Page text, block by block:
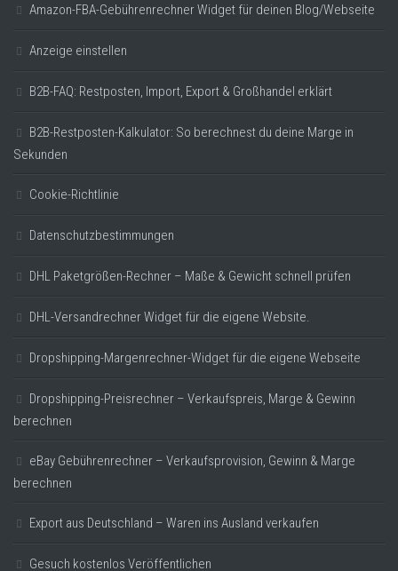
Amazon-FBA-Gebührenrechner Widget für deinen Blog/Webseite
Anzeige einstellen
B2B-FAQ: Restposten, Import, Export & Großhandel erklärt
B2B-Restposten-Kalkulator: So berechnest du deine Marge in
Sekunden
Cookie-Richtlinie
Datenschutzbestimmungen
DHL Paketgrößen-Rechner – Maße & Gewicht schnell prüfen
DHL-Versandrechner Widget für die eigene Website.
Dropshipping-Margenrechner-Widget für die eigene Webseite
Dropshipping-Preisrechner – Verkaufspreis, Marge & Gewinn
berechnen
eBay Gebührenrechner – Verkaufsprovision, Gewinn & Marge
berechnen
Export aus Deutschland – Waren ins Ausland verkaufen
Gesuch kostenlos Veröffentlichen